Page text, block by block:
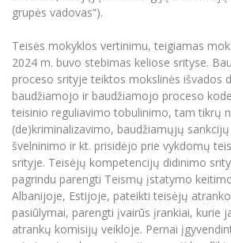
grupės vadovas“).
Teisės mokyklos vertinimu, teigiamas
2024 m. buvo stebimas keliose srityse.
proceso srityje teiktos mokslinės išvados
baudžiamojo ir baudžiamojo proceso
teisinio reguliavimo tobulinimo, tam tikrų
(de)kriminalizavimo, baudžiamųjų
švelninimo ir kt. prisidėjo prie vykdomų
srityje. Teisėjų kompetencijų didinimo
pagrindu parengti Teismų įstatymo
Albanijoje, Estijoje, pateikti teisėjų
pasiūlymai, parengti įvairūs įrankiai, kurie
atrankų komisijų veikloje. Pernai